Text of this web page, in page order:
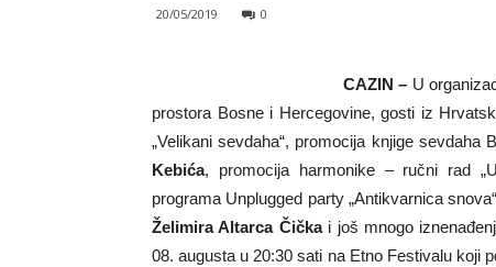
20/05/2019 0
CAZIN – U
prostora Bosne i Hercegovine, gosti iz
„Velikani sevdaha“, promocija knjige sevdaha
Kebića, promocija harmonike – ručni rad
programa Unplugged party „Antikvarnica
Želimira Altarca Čičkai još mnogo
08. augusta u 20:30 sati na Etno Festivalu koji